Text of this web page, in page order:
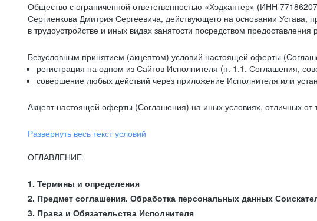
Общество с ограниченной ответственностью «Хэдхантер» (ИНН
Сергиенкова Дмитрия Сергеевича, действующего на основании
в трудоустройстве и иных видах занятости посредством
Безусловным принятием (акцептом) условий настоящей оферты
регистрация на одном из Сайтов Исполнителя (п. 1.1. Соглашения,
совершение любых действий через приложение Исполнителя или
Акцепт настоящей оферты (Соглашения) на иных условиях, отличных от
Развернуть весь текст условий
ОГЛАВЛЕНИЕ
1. Термины и определения
2. Предмет соглашения. Обработка персональных данных
3. Права и Обязательства Исполнителя